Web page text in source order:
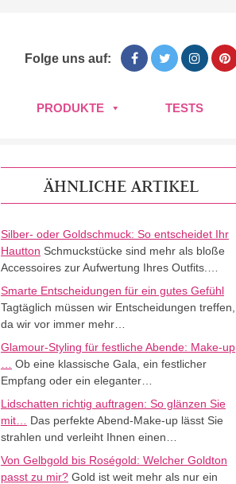
Folge uns auf:
PRODUKTE TESTS
ÄHNLICHE ARTIKEL
Silber- oder Goldschmuck: So entscheidet Ihr
Hautton Schmuckstücke sind mehr als bloße
Accessoires zur Aufwertung Ihres Outfits.…
Smarte Entscheidungen für ein gutes Gefühl
Tagtäglich müssen wir Entscheidungen treffen,
da wir vor immer mehr…
Glamour-Styling für festliche Abende: Make-up,
Ob eine klassische Gala, ein festlicher
Empfang oder ein eleganter…
Lidschatten richtig auftragen: So glänzen Sie
mit…
Das perfekte Abend-Make-up lässt Sie
strahlen und verleiht Ihnen einen…
Von Gelbgold bis Roségold: Welcher Goldton
passt zu mir?Gold ist weit mehr als nur ein